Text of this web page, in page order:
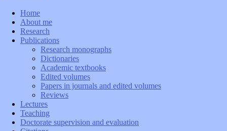
Home
About me
Research
Publications
Research monographs
Dictionaries
Academic textbooks
Edited volumes
Papers in journals and edited volumes
Reviews
Lectures
Teaching
Doctorate supervision and evaluation